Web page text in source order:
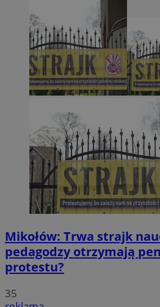
Mikołów: Trwa strajk
pedagodzy otrzymają
protestu?
35